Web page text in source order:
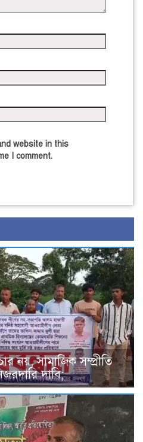
website in this
I comment.
নয়, সামাজিক সম্প্রীতি
দাবি;